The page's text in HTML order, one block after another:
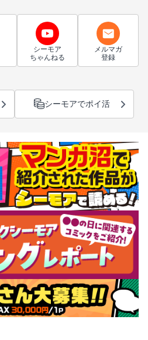
シーモア
ちゃんねる
メルマガ
登録
シーモアでポイ活